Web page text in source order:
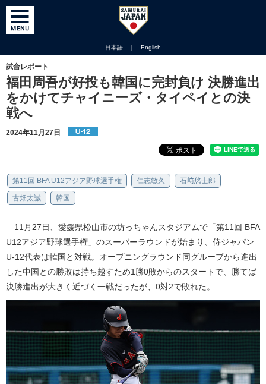
日本語 ｜ English
試合レポート
福田周吾が好投も韓国に完封負け 決勝進出
をかけてチャイニーズ・タイペイとの決
戦へ
2024年11月27日
第11回 BFA U12アジア野球選手権 仁志敏久 石﨑悠士郎
古畑太誠 韓国
11月27日、愛媛県松山市の坊っちゃんスタジアムで「第11回 BFA
U12アジア野球選手権」のスーパーラウンドが始まり、侍ジャパン
U-12代表は韓国と対戦。オープニングラウンド同グループから進出
した中国との勝敗は持ち越すため1勝0敗からのスタートで、勝てば
決勝進出が大きく近づく一戦だったが、0対2で敗れた。